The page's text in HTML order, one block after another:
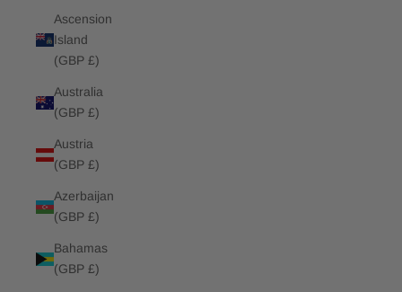
Ascension
Island
(GBP £)
Australia
(GBP £)
Austria
(GBP £)
Azerbaijan
(GBP £)
Bahamas
(GBP £)